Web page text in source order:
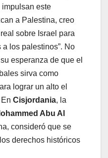
este
a Palestina, creo
sobre Israel para
los palestinos”. No
esperanza de que el
sirva como
lograr un alto el
Cisjordania, la
Abu Al
consideró que se
derechos históricos